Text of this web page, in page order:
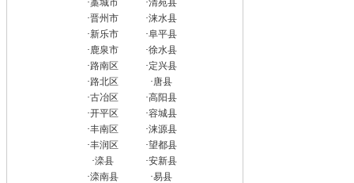
·藁城市 ·清苑县
·晋州市 ·涞水县
·新乐市 ·阜平县
·鹿泉市 ·徐水县
·路南区 ·定兴县
·路北区 ·唐县
·古冶区 ·高阳县
·开平区 ·容城县
·丰南区 ·涞源县
·丰润区 ·望都县
·滦县 ·安新县
·滦南县 ·易县